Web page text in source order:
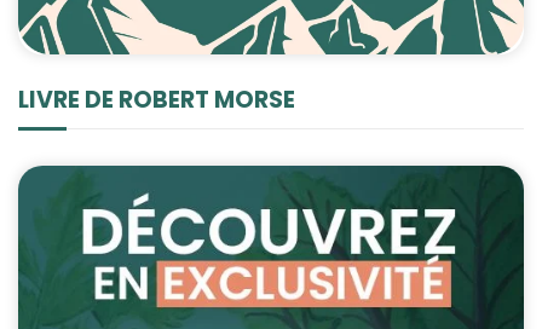
LIVRE DE ROBERT MORSE